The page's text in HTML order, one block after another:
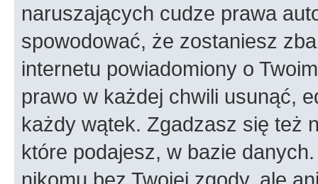
naruszających cudze prawa
spowodować, że zostaniesz
internetu powiadomiony o
prawo w każdej chwili usunąć,
każdy wątek. Zgadzasz się też
które podajesz, w bazie
nikomu bez Twojej zgody, ale